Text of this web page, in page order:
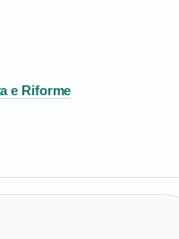
e Riforme